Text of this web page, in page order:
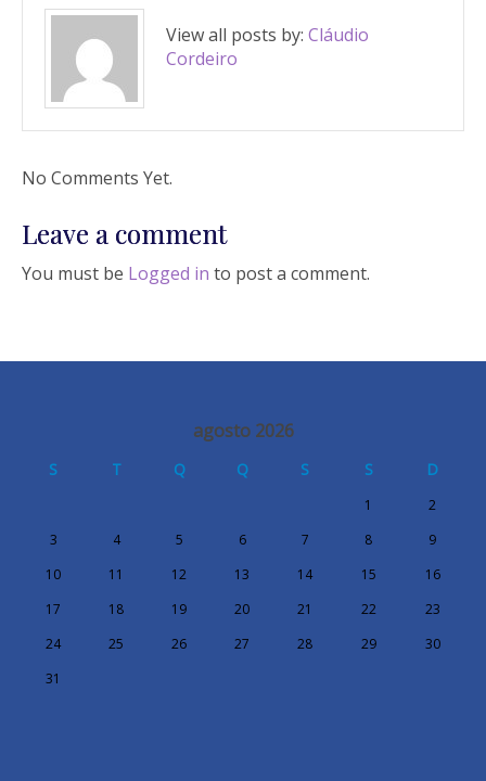
View all posts by: Cláudio
Cordeiro
No Comments Yet.
Leave a comment
You must be Logged in to post a comment.
agosto 2026
S T Q Q S S D
1
2
3
4 5 6 7 8
9
10
11 12 13 14 15
16
17
18 19 20 21 22
23
24
25 26 27 28 29
30
31